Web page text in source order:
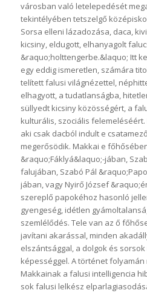
városban való letelepedését
tekintélyében tetszelgő
Sorsa elleni lázadozása, daca,
kicsiny, eldugott, elhanyagolt
&raquo;holttengerbe.&laquo; Itt
egy eddig ismeretlen, számára
telített falusi világnézettel,
elhagyott, a tudatlanságba,
süllyedt kicsiny közösségért, a
kulturális, szociális
aki csak dacból indult e
megerősödik. Makkai e
&raquo;Fáklyá&laquo;-jában,
falujában, Szabó Pál
jában, vagy Nyirő József
szereplő papokéhoz hasonló
gyengeség, idétlen
szemlélődés. Tele van az ő
javítani akarással, minden
elszántsággal, a dolgok és
képességgel. A történet
Makkainak a falusi intelligencia
sok falusi lelkész